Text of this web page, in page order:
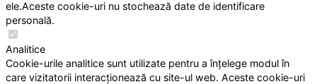
ele.Aceste cookie-uri nu stochează date de identificare
personală.
Analitice
Cookie-urile analitice sunt utilizate pentru a înțelege modul în
care vizitatorii interacționează cu site-ul web. Aceste cookie-uri